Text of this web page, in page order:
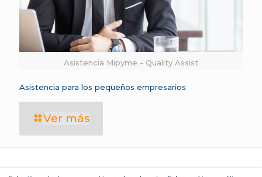
Asistencia Mipyme - Quality Assist
Asistencia para los pequeños empresarios
Ver más